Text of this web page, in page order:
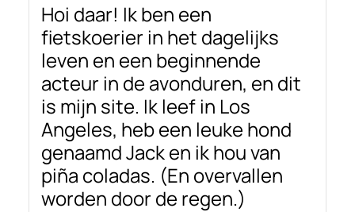
Hoi daar! Ik ben een
fietskoerier in het dagelijks
leven en een beginnende
acteur in de avonduren, en dit
is mijn site. Ik leef in Los
Angeles, heb een leuke hond
genaamd Jack en ik hou van
piña coladas. (En overvallen
worden door de regen.)